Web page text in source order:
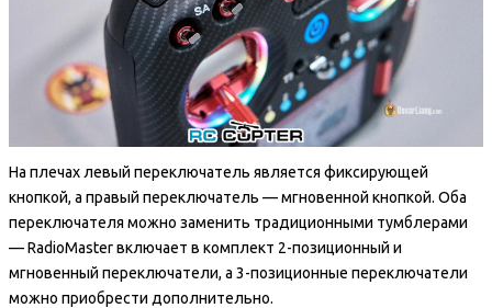
На плечах левый переключатель является фиксирующей
кнопкой, а правый переключатель — мгновенной кнопкой. Оба
переключателя можно заменить традиционными тумблерами
— RadioMaster включает в комплект 2-позиционный и
мгновенный переключатели, а 3-позиционные переключатели
можно приобрести дополнительно.